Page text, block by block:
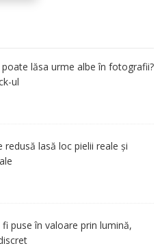
lăsa urme albe în fotografii?
ul
redusă lasă loc pielii reale și
puse în valoare prin lumină,